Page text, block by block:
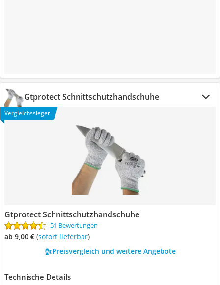
Gtprotect Schnittschutzhandschuhe
Vergleichssieger
Gtprotect Schnittschutzhandschuhe
51 Bewertungen
ab 9,00 € ( Sofort lieferbar)
Preisvergleich und weitere Angebote
Technische Details